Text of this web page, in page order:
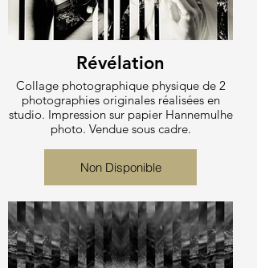
Révélation
Collage photographique physique de 2
photographies originales réalisées en
studio. Impression sur papier Hannemulhe
photo. Vendue sous cadre.
Non Disponible